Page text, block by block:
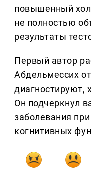
повышенный
не полностью
результаты
Первый автор
Абдельмессих
диагностируют,
Он подчеркнул
заболевания
когнитивных